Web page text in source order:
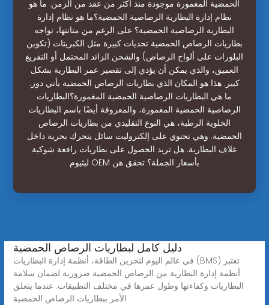
الحمضية المغمورة موجودة منذ أكثر من عقد من الزمن. ما هو
نظام إدارة البطارية الرصاصية الحمضية؟ما هو نظام إدارة
البطارية الرصاصية الحمضية؟ على الرغم من متانتها، تواجه
بطاريات الرصاص الحمضية تحديات كبيرة مثل الكبريتات (تكوين
البلورات على ألواح الرصاص) والشحن الزائد المحتمل أو التفريغ
العميق، والذي يمكن أن يؤدي إلى تقصير عمر البطارية بشكل
كبير. هذا هو المكان الذي بطاريات الرصاص الحمضية يأتي دور.
ما هي البطاريات الرصاصية الحمضية المغمورة؟البطاريات
الرصاصية الحمضية المغمورة، والمعروفة أيضًا باسم البطاريات
الخلوية الرطبة، هي النوع التقليدي من بطاريات الرصاص
الحمضية. وهي تحتوي على إلكتروليت سائل يتحرك بحرية داخل
غلاف البطارية. هل تريد الحصول على بطاريات رافعة شوكية
ليثيوم OEM بأسعار الجملة؟ تحقق هن
دليل كامل لبطاريات الرصاص الحمضية
في عالم اليوم لتخزين الطاقة، أنظمة إدارة البطاريات (BMS) تعتبر
أنظمة إدارة البطارية من الرصاص الحمضية ضرورية لضمان سلامة
البطاريات وكفاءتها وطول عمرها في مختلف التطبيقات. عندما يتعلق
الأمر ببطاريات الرصاص الحمضية